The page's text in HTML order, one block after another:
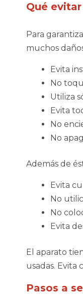
Qué
Para
muchos
Evita
No
Utiliza
Evita
No
No
Además de
Evita
No
No
Evita
El aparato
usadas. Evita
Pasos a